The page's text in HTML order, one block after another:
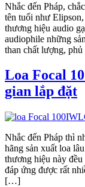
Nhắc đến Pháp,
tên tuổi như
thương hiệu audio
audiophile những
than chất lượng,
Loa Focal
gian lắp đặt
Nhắc đến Pháp thì
hãng sản xuất loa
thương hiệu này
đáp ứng được rất
[…]